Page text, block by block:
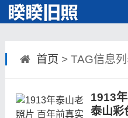
首页 > TAG信息
1913
泰山彩